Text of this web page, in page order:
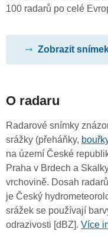
100 radarů po celé
Zobrazit
O radaru
Radarové snímky
srážky (přeháňky,
na území České
Praha v Brdech a
vrchovině. Dosah
je Český
srážek se používají
odrazivosti [dBZ]. Více